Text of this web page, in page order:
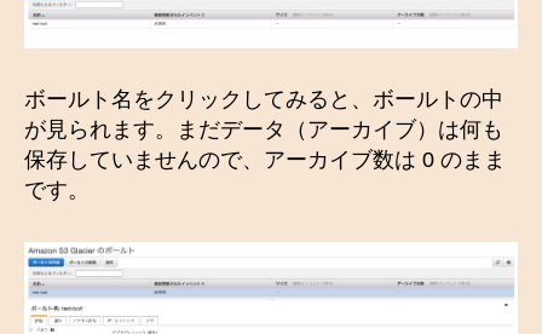
ボールト名をクリックしてみると、ボールトの中
が見られます。まだデータ（アーカイブ）は何も
保存していませんので、アーカイブ数は 0 のまま
です。